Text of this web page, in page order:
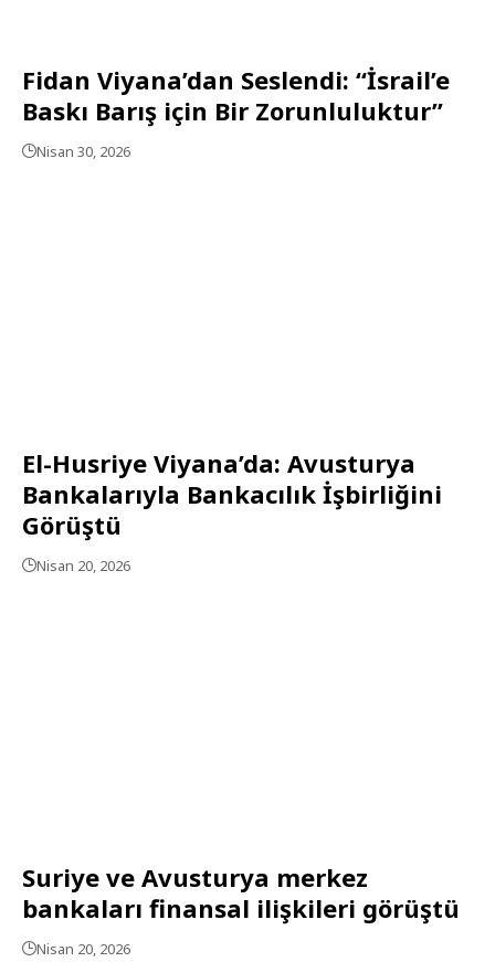
Fidan Viyana’dan Seslendi: “İsrail’e
Baskı Barış için Bir Zorunluluktur”
Nisan 30, 2026
El-Husriye Viyana’da: Avusturya
Bankalarıyla Bankacılık İşbirliğini
Görüştü
Nisan 20, 2026
Suriye ve Avusturya merkez
bankaları finansal ilişkileri görüştü
Nisan 20, 2026